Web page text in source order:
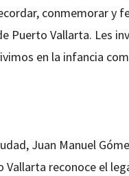
conmemorar y
Puerto Vallarta. Les
en la infancia
Juan Manuel
Vallarta reconoce el